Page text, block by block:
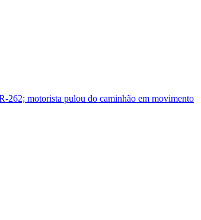
262; motorista pulou do caminhão em movimento